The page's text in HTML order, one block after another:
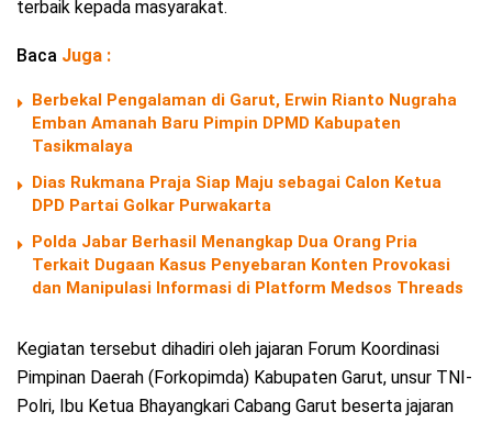
terbaik kepada masyarakat.
Baca Juga :
Berbekal Pengalaman di Garut, Erwin Rianto Nugraha
Emban Amanah Baru Pimpin DPMD Kabupaten
Tasikmalaya
Dias Rukmana Praja Siap Maju sebagai Calon Ketua
DPD Partai Golkar Purwakarta
Polda Jabar Berhasil Menangkap Dua Orang Pria
Terkait Dugaan Kasus Penyebaran Konten Provokasi
dan Manipulasi Informasi di Platform Medsos Threads
Kegiatan tersebut dihadiri oleh jajaran Forum Koordinasi
Pimpinan Daerah (Forkopimda) Kabupaten Garut, unsur TNI-
Polri, Ibu Ketua Bhayangkari Cabang Garut beserta jajaran